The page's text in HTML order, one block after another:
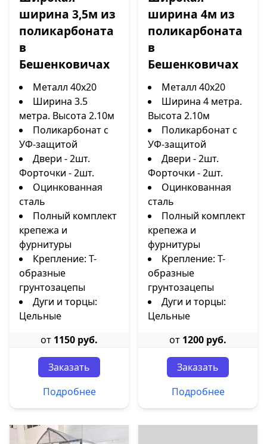
ширина 3,5м из
поликарбоната
в
Бешенковичах
Металл 40х20
Ширина 3.5
метра. Высота 2.10м
Поликарбонат с
УФ-защитой
Двери - 2шт.
Форточки - 2шт.
Оцинкованная
сталь
Полный комплект
крепежа и
фурнитуры
Крепление: Т-
образные
грунтозацепы
Дуги и торцы:
Цельные
от 1150 руб.
Заказать
Подробнее
ширина 4м из
поликарбоната
в
Бешенковичах
Металл 40х20
Ширина 4 метра.
Высота 2.10м
Поликарбонат с
УФ-защитой
Двери - 2шт.
Форточки - 2шт.
Оцинкованная
сталь
Полный комплект
крепежа и
фурнитуры
Крепление: Т-
образные
грунтозацепы
Дуги и торцы:
Цельные
от 1200 руб.
Заказать
Подробнее